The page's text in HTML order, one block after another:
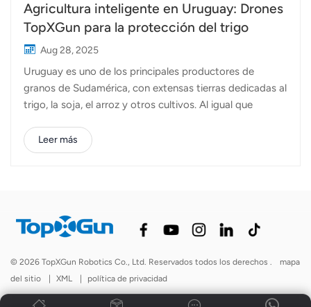
Agricultura inteligente en Uruguay: Drones
TopXGun para la protección del trigo
Aug 28, 2025
Uruguay es uno de los principales productores de
granos de Sudamérica, con extensas tierras dedicadas al
trigo, la soja, el arroz y otros cultivos. Al igual que
garantizar una protección eficiente y oportuna de los
cultivos, manteniendo al mismo tiempo los costos de
nuestro socio en Uruguay. Juntos, realizamos
operaciones prácticas de campo utilizando Los drones
de herbicidas en campos de trigo. Durante las
operaciones de campo, se desplegaron drones agrícolas
FP500 y FP600, cada uno de los cuales aporta ventajas
Leer más
© 2026 TopXGun Robotics Co., Ltd. Reservados todos los derechos .
mapa
del sitio
| XML | política de privacidad